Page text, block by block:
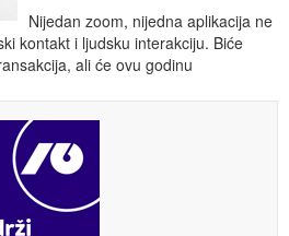
Nijedan zoom, nijedna aplikacija ne
kontakt i ljudsku interakciju. Biće
ali će ovu godinu